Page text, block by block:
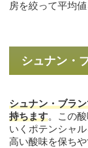
房を絞って平均
シュナン・
シュナン・ブラ
持ちます。この
いくポテンシャル
高い酸味を保ちや